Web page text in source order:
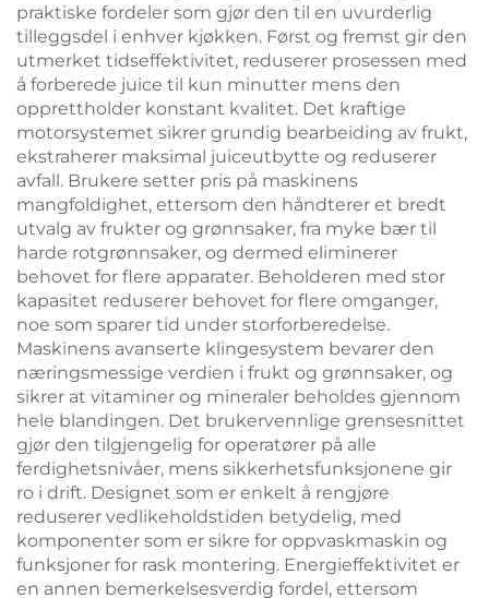
praktiske fordeler som gjør den til en uvurderlig
tilleggsdel i enhver kjøkken. Først og fremst gir den
utmerket tidseffektivitet, reduserer prosessen med
å forberede juice til kun minutter mens den
opprettholder konstant kvalitet. Det kraftige
motorsystemet sikrer grundig bearbeiding av frukt,
ekstraherer maksimal juiceutbytte og reduserer
avfall. Brukere setter pris på maskinens
mangfoldighet, ettersom den håndterer et bredt
utvalg av frukter og grønnsaker, fra myke bær til
harde rotgrønnsaker, og dermed eliminerer
behovet for flere apparater. Beholderen med stor
kapasitet reduserer behovet for flere omganger,
noe som sparer tid under storforberedelse.
Maskinens avanserte klingesystem bevarer den
næringsmessige verdien i frukt og grønnsaker, og
sikrer at vitaminer og mineraler beholdes gjennom
hele blandingen. Det brukervennlige grensesnittet
gjør den tilgjengelig for operatører på alle
ferdighetsnivåer, mens sikkerhetsfunksjonene gir
ro i drift. Designet som er enkelt å rengjøre
reduserer vedlikeholdstiden betydelig, med
komponenter som er sikre for oppvaskmaskin og
funksjoner for rask montering. Energieffektivitet er
en annen bemerkelsesverdig fordel, ettersom